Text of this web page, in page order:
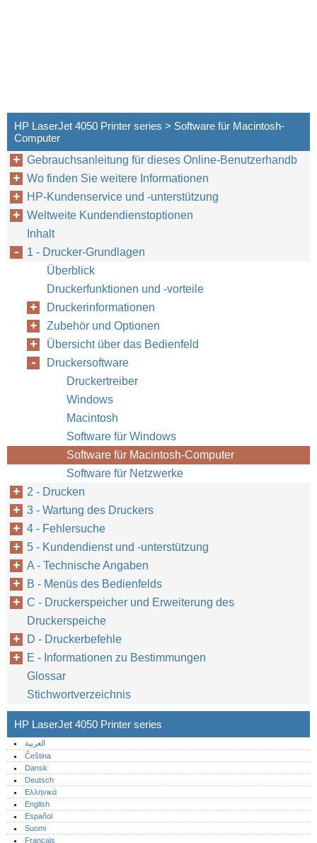
GE
HP LaserJet 4050 Printer series > Software für Macintosh-
Computer
Gebrauchsanleitung für dieses Online-Benutzerhandb
Wo finden Sie weitere Informationen
HP-Kundenservice und -unterstützung
Weltweite Kundendienstoptionen
Inhalt
1 - Drucker-Grundlagen
Überblick
Druckerfunktionen und -vorteile
Druckerinformationen
Zubehör und Optionen
Übersicht über das Bedienfeld
Druckersoftware
Druckertreiber
Windows
Macintosh
Software für Windows
Software für Macintosh-Computer
Software für Netzwerke
2 - Drucken
3 - Wartung des Druckers
4 - Fehlersuche
5 - Kundendienst und -unterstützung
A - Technische Angaben
B - Menüs des Bedienfelds
C - Druckerspeicher und Erweiterung des
Druckerspeiche
D - Druckerbefehle
E - Informationen zu Bestimmungen
Glossar
Stichwortverzeichnis
HP LaserJet 4050 Printer series
العربية
Čeština
Dansk
Deutsch
Ελληνικά
English
Español
Suomi
Français